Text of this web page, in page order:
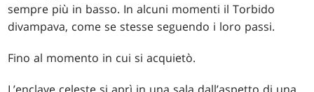
sempre più in basso. In alcuni momenti il Torbido
divampava, come se stesse seguendo i loro passi.
Fino al momento in cui si acquietò.